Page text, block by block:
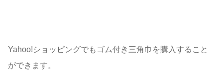
Yahoo!ショッピングでもゴム付き三角巾を購入すること
ができます。